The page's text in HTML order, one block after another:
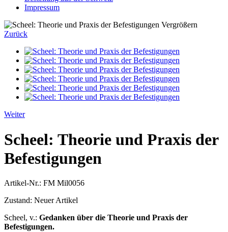
Impressum
Vergrößern
Zurück
Weiter
Scheel: Theorie und Praxis der
Befestigungen
Artikel-Nr.: FM Mil0056
Zustand: Neuer Artikel
Scheel, v.: Gedanken über die Theorie und Praxis der
Befestigungen.